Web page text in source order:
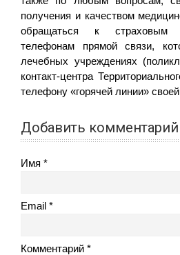
получения и качеством
обращаться к страховым
телефонам прямой связи,
лечебных учреждениях
контакт-центра
телефону «горячей линии»
Добавить комментарий
Имя
Email
Комментарий